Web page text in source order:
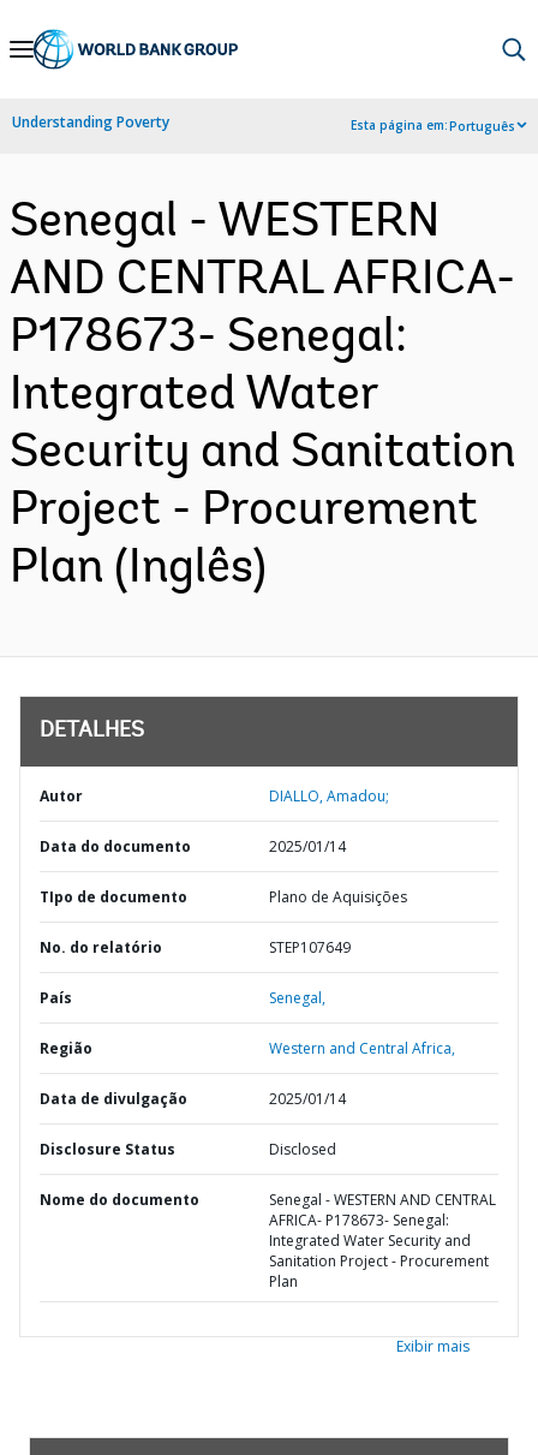
Skip
Navigation
Understanding Poverty Esta página em:Português
Senegal - WESTERN
AND CENTRAL AFRICA-
P178673- Senegal:
Integrated Water
Security and Sanitation
Project - Procurement
Plan (Inglês)
DETALHES
Autor DIALLO, Amadou;
Data do documento 2025/01/14
TIpo de documento Plano de Aquisições
No. do relatório STEP107649
País Senegal,
Região Western and Central Africa,
Data de divulgação 2025/01/14
Disclosure Status Disclosed
Nome do documento
Senegal - WESTERN AND CENTRAL
AFRICA- P178673- Senegal:
Integrated Water Security and
Sanitation Project - Procurement
Plan
Exibir mais